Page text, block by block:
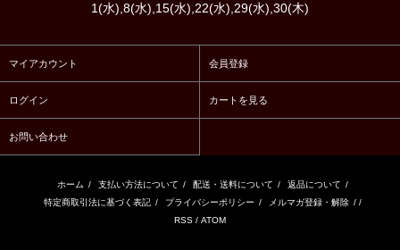
1(水),8(水),15(水),22(水),29(水),30(木)
マイアカウント 会員登録
ログイン カートを見る
お問い合わせ
ホーム / 支払い方法について / 配送・送料について / 返品について /
特定商取引法に基づく表記 / プライバシーポリシー / メルマガ登録・解除 / /
RSS / ATOM